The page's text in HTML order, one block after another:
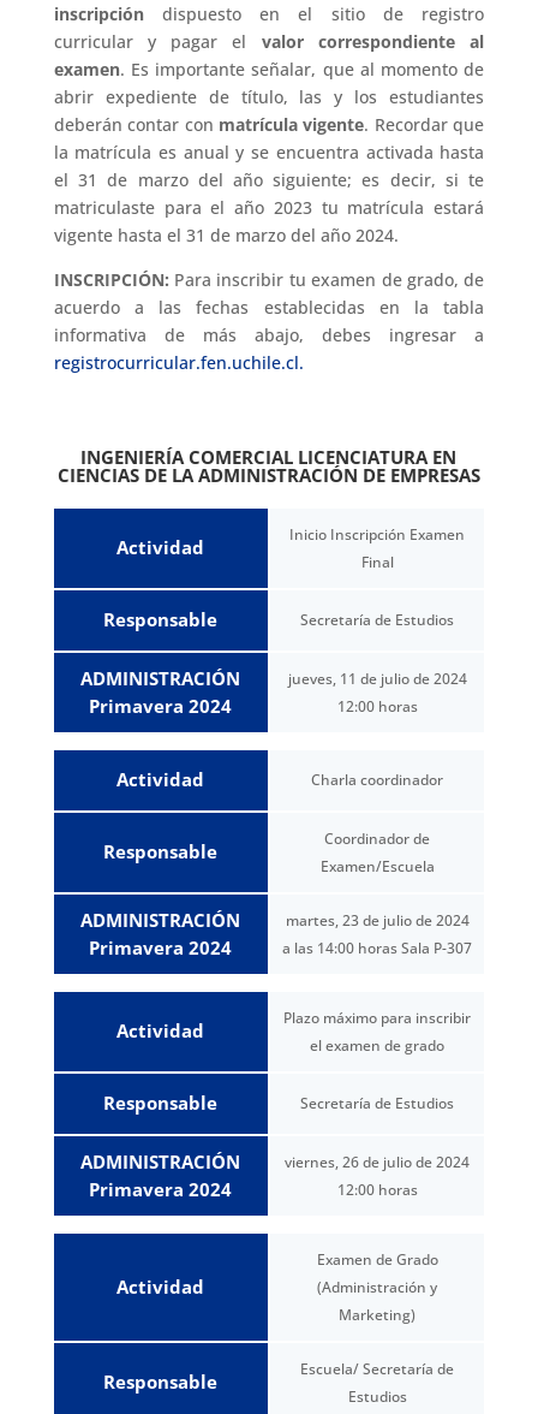
inscripcióndispuesto en el sitio de registro
curricular y pagar el valor correspondiente al
examen. Es importante señalar, que al momento de
abrir expediente de título, las y los estudiantes
deberán contar con matrícula vigente. Recordar que
la matrícula es anual y se encuentra activada hasta
el 31 de marzo del año siguiente; es decir, si te
matriculaste para el año 2023 tu matrícula estará
vigente hasta el 31 de marzo del año 2024.
INSCRIPCIÓN: Para inscribir tu examen de grado, de
acuerdo a las fechas establecidas en la tabla
informativa de más abajo, debes ingresar a
registrocurricular.fen.uchile.cl.
INGENIERÍA COMERCIAL LICENCIATURA EN
CIENCIAS DE LA ADMINISTRACIÓN DE EMPRESAS
Actividad
Responsable
ADMINISTRACIÓN
Primavera 2024
Inicio Inscripción Examen
Final
Secretaría de Estudios
jueves, 11 de julio de 2024
12:00 horas
Actividad
Responsable
ADMINISTRACIÓN
Primavera 2024
Charla coordinador
Coordinador de
Examen/Escuela
martes, 23 de julio de 2024
a las 14:00 horas Sala P-307
Actividad
Responsable
ADMINISTRACIÓN
Primavera 2024
Plazo máximo para inscribir
el examen de grado
Secretaría de Estudios
viernes, 26 de julio de 2024
12:00 horas
Actividad
Responsable
Examen de Grado
(Administración y
Marketing)
Escuela/ Secretaría de
Estudios